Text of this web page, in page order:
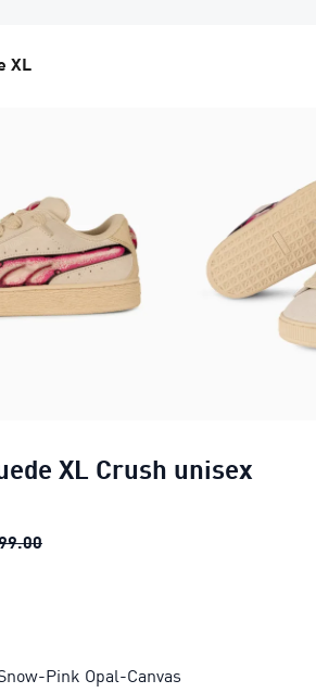
XL
XL Crush unisex
Zapatillas Suede XL Crush unisex
Pink Opal-Canvas